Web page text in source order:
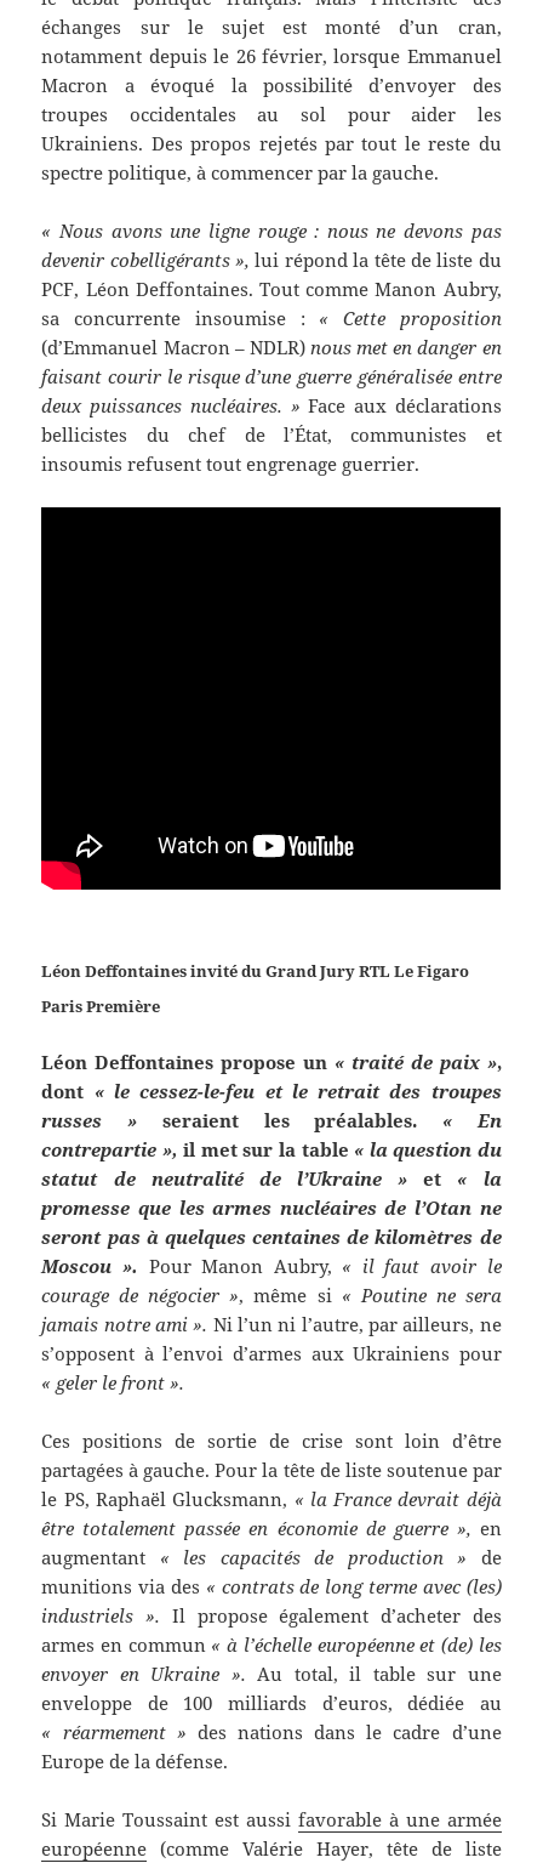
échanges sur le sujet est monté d’un cran,
notamment depuis le 26 février, lorsque Emmanuel
Macron a évoqué la possibilité d’envoyer des
troupes occidentales au sol pour aider les
Ukrainiens. Des propos rejetés par tout le reste du
spectre politique, à commencer par la gauche.
« Nous avons une ligne rouge : nous ne devons pas
devenir cobelligérants », lui répond la tête de liste du
PCF, Léon Deffontaines. Tout comme Manon Aubry,
sa concurrente insoumise : « Cette proposition
(d’Emmanuel Macron – NDLR)nous met en danger en
faisant courir le risque d’une guerre généralisée entre
deux puissances nucléaires. » Face aux déclarations
bellicistes du chef de l’État, communistes et
insoumis refusent tout engrenage guerrier.
Léon Deffontaines invité du Grand Jury RTL Le Figaro
Paris Première
Léon Deffontaines propose un « traité de paix »,
dont « le cessez-le-feu et le retrait des troupes
russes » seraient les préalables. « En
contrepartie », il met sur la table « la question du
statut de neutralité de l’Ukraine » et « la
promesse que les armes nucléaires de l’Otan ne
seront pas à quelques centaines de kilomètres de
Moscou ». Pour Manon Aubry, « il faut avoir le
courage de négocier », même si « Poutine ne sera
jamais notre ami ». Ni l’un ni l’autre, par ailleurs, ne
s’opposent à l’envoi d’armes aux Ukrainiens pour
« geler le front ».
Ces positions de sortie de crise sont loin d’être
partagées à gauche. Pour la tête de liste soutenue par
le PS, Raphaël Glucksmann, « la France devrait déjà
être totalement passée en économie de guerre », en
augmentant « les capacités de production » de
munitions via des « contrats de long terme avec (les)
industriels ». Il propose également d’acheter des
armes en commun « à l’échelle européenne et (de) les
envoyer en Ukraine ». Au total, il table sur une
enveloppe de 100 milliards d’euros, dédiée au
« réarmement » des nations dans le cadre d’une
Europe de la défense.
Si Marie Toussaint est aussi favorable à une armée
européenne (comme Valérie Hayer, tête de liste